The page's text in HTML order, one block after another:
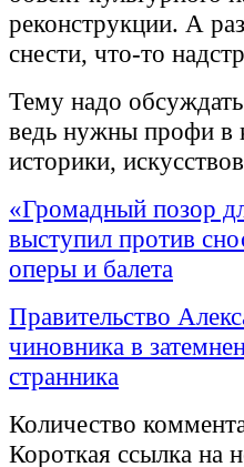
реконструкции. А
снести, что-то
Тему надо
ведь нужны профи в
историки,
«Громадный позор
выступил против
оперы и балета
Правительство
чиновника в
странника
Количество
Короткая ссылка на